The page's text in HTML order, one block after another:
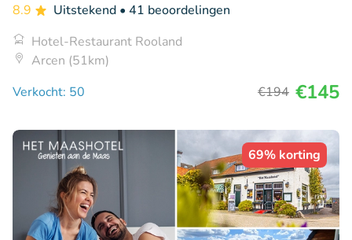
8.9 Uitstekend • 41 beoordelingen
Hotel-Restaurant Rooland
Arcen (51km)
Verkocht: 50
€194 €145
69% korting